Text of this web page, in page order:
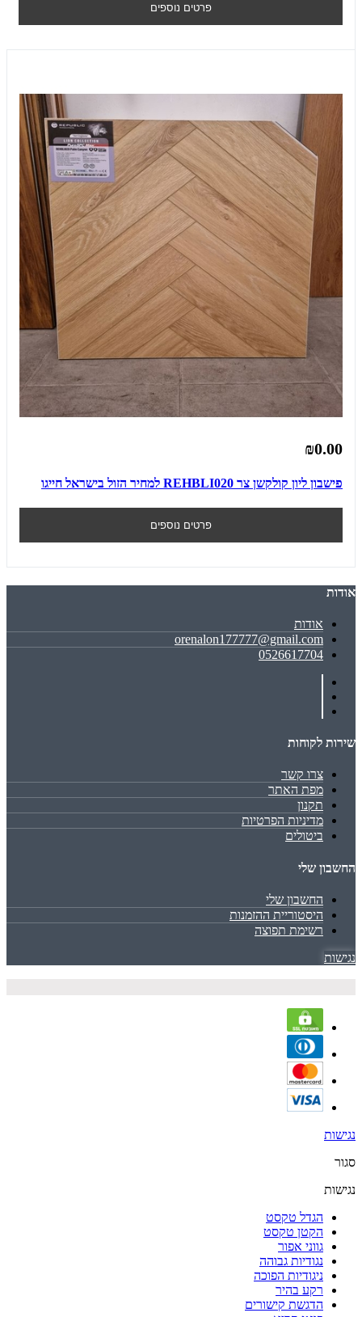
פרטים נוספים
₪0.00
פישבון ליון קולקשן צר REHBLI020 למחיר הזול בישראל חייגו
פרטים נוספים
אודות
אודות
orenalon177777@gmail.com
0526617704
שירות לקוחות
צרו קשר
מפת האתר
תקנון
מדיניות הפרטיות
ביטולים
החשבון שלי
החשבון שלי
היסטוריית ההזמנות
רשימת תפוצה
נגישות
נגישות
סגור
נגישות
הגדל טקסט
הקטן טקסט
גווני אפור
נגודיות גבוהה
ניגודיות הפוכה
רקע בהיר
הדגשת קישורים